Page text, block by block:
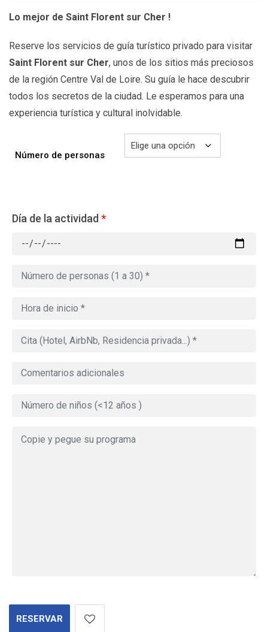
299.00€
Lo mejor de Saint Florent sur Cher !
Reserve los servicios de guía turístico privado para visitar
Saint Florent sur Cher, unos de los sitios más preciosos
de la región Centre Val de Loire. Su guía le hace descubrir
todos los secretos de la ciudad. Le esperamos para una
experiencia turística y cultural inolvidable.
Número de personas
Día de la actividad*
RESERVAR